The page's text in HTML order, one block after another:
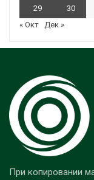
29
30
« Окт Дек »
При копировании